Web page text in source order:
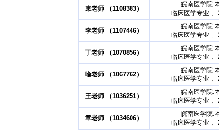
束老师 （1108383）
皖南医学院.
临床医学专业 、
李老师 （1107446）
皖南医学院.
临床医学专业 、
丁老师 （1070856）
皖南医学院.
临床医学专业 、
喻老师 （1067762）
皖南医学院.
临床医学专业 、
王老师 （1036251）
皖南医学院.
临床医学专业 、
章老师 （1034606）
皖南医学院.
临床医学专业 、